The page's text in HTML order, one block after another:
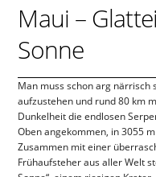
Maui –
Sonne
Man muss schon arg
aufzustehen und rund 80 km
Dunkelheit die endlosen
Oben angekommen, in 3055
Zusammen mit einer
Frühaufsteher aus aller Welt